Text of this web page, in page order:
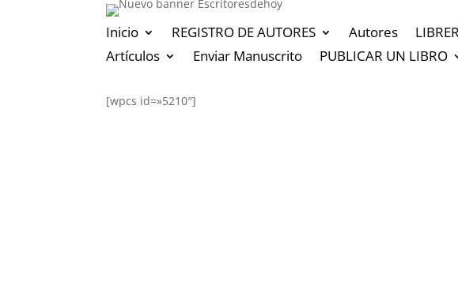
Inicio REGISTRO DE AUTORES Autores
Artículos
Enviar Manuscrito PUBLICAR UN LIBRO
[wpcs id=»5210″]